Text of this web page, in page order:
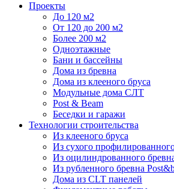
Проекты
До 120 м2
От 120 до 200 м2
Более 200 м2
Одноэтажные
Бани и бассейны
Дома из бревна
Дома из клееного бруса
Модульные дома СЛТ
Post & Beam
Беседки и гаражи
Технологии строительства
Из клееного бруса
Из сухого
Из оцилиндрованного
Из рубленного бревна
Дома из CLT панелей